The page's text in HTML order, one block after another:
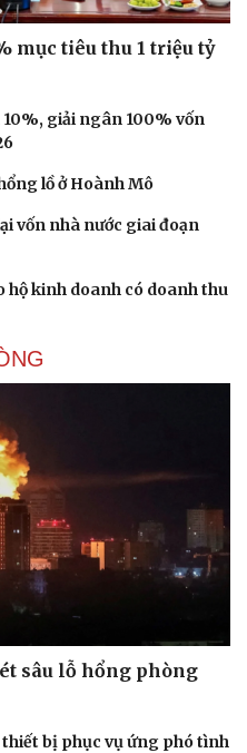
mục tiêu thu 1 triệu tỷ
giải ngân 100% vốn
lồ ở Hoành Mô
vốn nhà nước giai đoạn
kinh doanh có doanh thu
sâu lỗ hổng phòng
bị phục vụ ứng phó tình